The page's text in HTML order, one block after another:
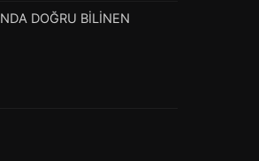
DOĞRU BİLİNEN